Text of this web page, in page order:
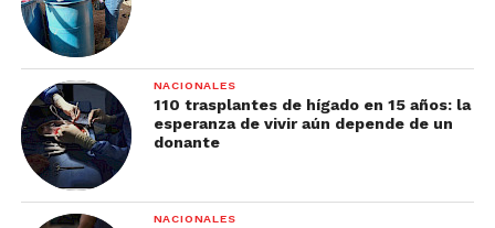
NACIONALES
110 trasplantes de hígado en 15 años: la
esperanza de vivir aún depende de un
donante
NACIONALES